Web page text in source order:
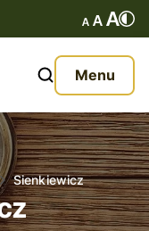
Menu
Sienkiewicz